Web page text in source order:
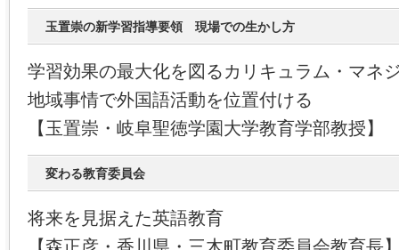
玉置崇の新学習指導要領 現場での生かし方
学習効果の最大化を図るカリキュラム・マネ
地域事情で外国語活動を位置付ける
【玉置崇・岐阜聖徳学園大学教育学部教授】
変わる教育委員会
将来を見据えた英語教育